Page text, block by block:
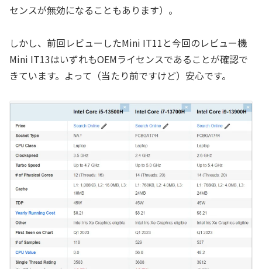
センスが無効になることもあります）。
しかし、前回レビューしたMini IT11と今回のレビュー機
Mini IT13はいずれもOEMライセンスであることが確認で
きています。よって（当たり前ですけど）安心です。